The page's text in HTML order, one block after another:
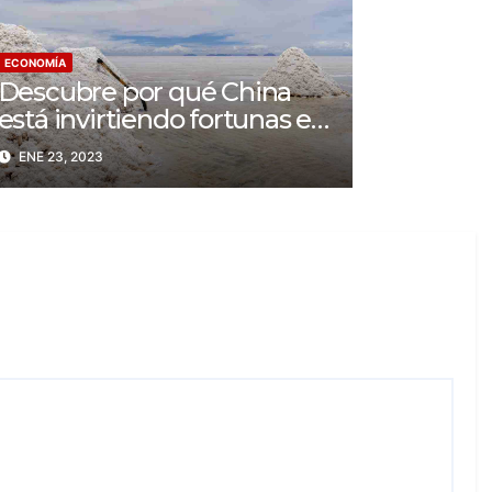
ECONOMÍA
por qué China
invirtiendo fortunas en
ENE 23, 2023